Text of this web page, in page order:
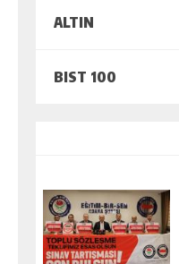
ALTIN
BIST 100